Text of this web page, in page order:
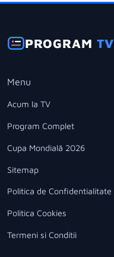
PROGRAMTV
Menu
Acum la TV
Program Complet
Cupa Mondială 2026
Sitemap
Politica de Confidentialitate
Politica Cookies
Termeni si Conditii